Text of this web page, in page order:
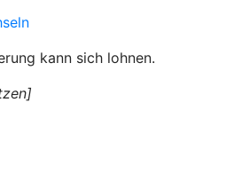
kann sich lohnen.